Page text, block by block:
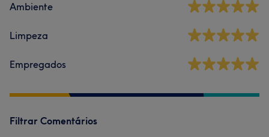
Ambiente
Limpeza
Empregados
Filtrar Comentários